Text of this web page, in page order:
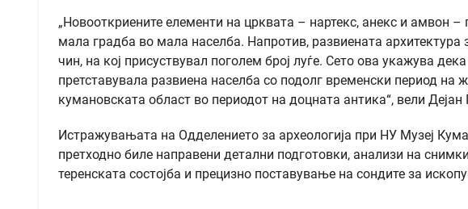
„Новооткриените елементи на црквата – нартекс, анекс и амвон
мала градба во мала населба. Напротив, развиената архитектура
чин, на кој присуствувал поголем број луѓе. Сето ова укажува
претставувала развиена населба со подолг временски период на
кумановската област во периодот на доцната антика“, вели
Истражувањата на Одделението за археологија при НУ Музеј
претходно биле направени детални подготовки, анализи на
теренската состојба и прецизно поставување на сондите за